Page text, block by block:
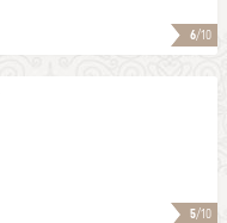
6/10
5/10